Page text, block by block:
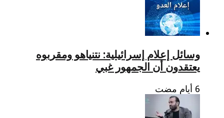
وسائل إعلام إسرائيلية: نتنياهو ومقربوه
يعتقدون أن الجمهور غبي